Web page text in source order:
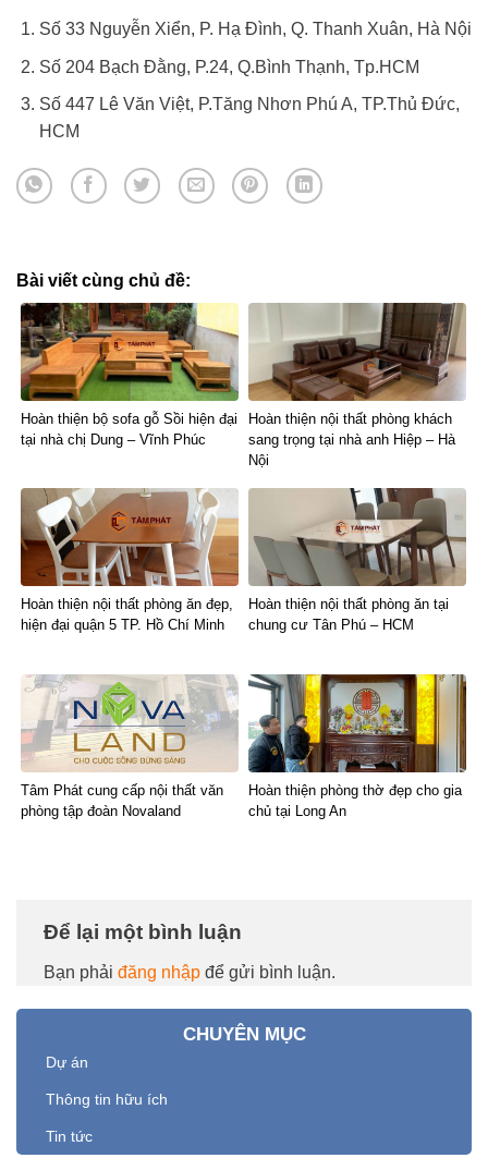
CHUYÊN MỤC
Dự án
Thông tin hữu ích
Tin tức
Số 33 Nguyễn Xiển, P. Hạ Đình, Q. Thanh Xuân, Hà Nội
Số 204 Bạch Đằng, P.24, Q.Bình Thạnh, Tp.HCM
Số 447 Lê Văn Việt, P.Tăng Nhơn Phú A, TP.Thủ Đức,
HCM
Bài viết cùng chủ đề:
Hoàn thiện bộ sofa gỗ Sồi hiện đại
tại nhà chị Dung – Vĩnh Phúc
Hoàn thiện nội thất phòng khách
sang trọng tại nhà anh Hiệp – Hà
Nội
Hoàn thiện nội thất phòng ăn đẹp,
hiện đại quận 5 TP. Hồ Chí Minh
Hoàn thiện nội thất phòng ăn tại
chung cư Tân Phú – HCM
Tâm Phát cung cấp nội thất văn
phòng tập đoàn Novaland
Hoàn thiện phòng thờ đẹp cho gia
chủ tại Long An
Để lại một bình luận
Bạn phải đăng nhập để gửi bình luận.